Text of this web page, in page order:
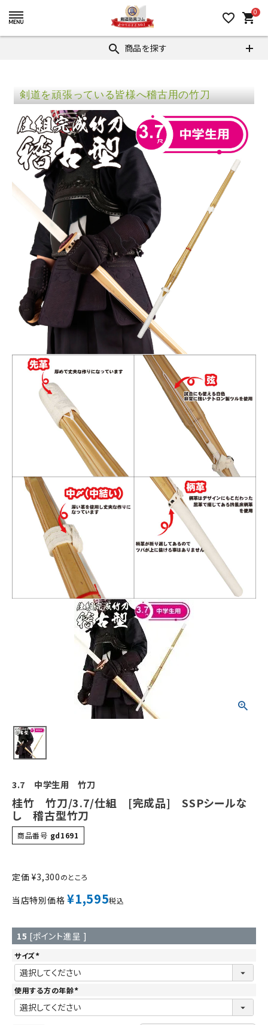
favorite_border 0
shopping_cart
search 商品を探す
剣道を頑張っている皆様へ稽古用の竹刀
3.7 中学生用 竹刀
桂竹 竹刀/3.7/仕組 [完成品] SSPシールな
し 稽古型竹刀
商品番号 gd1691
定価 ¥3,300のところ
当店特別価格 ¥1,595税込
15 [ポイント進呈 ]
サイズ
(
必
須
)
使用する方の年齢
(
必
須
)